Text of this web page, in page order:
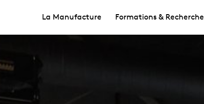
La Manufacture Formations & Recherche